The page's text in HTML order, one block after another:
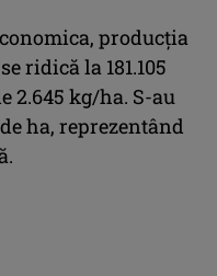
producția
ridică la 181.105
2.645 kg/ha. S-au
ha, reprezentând